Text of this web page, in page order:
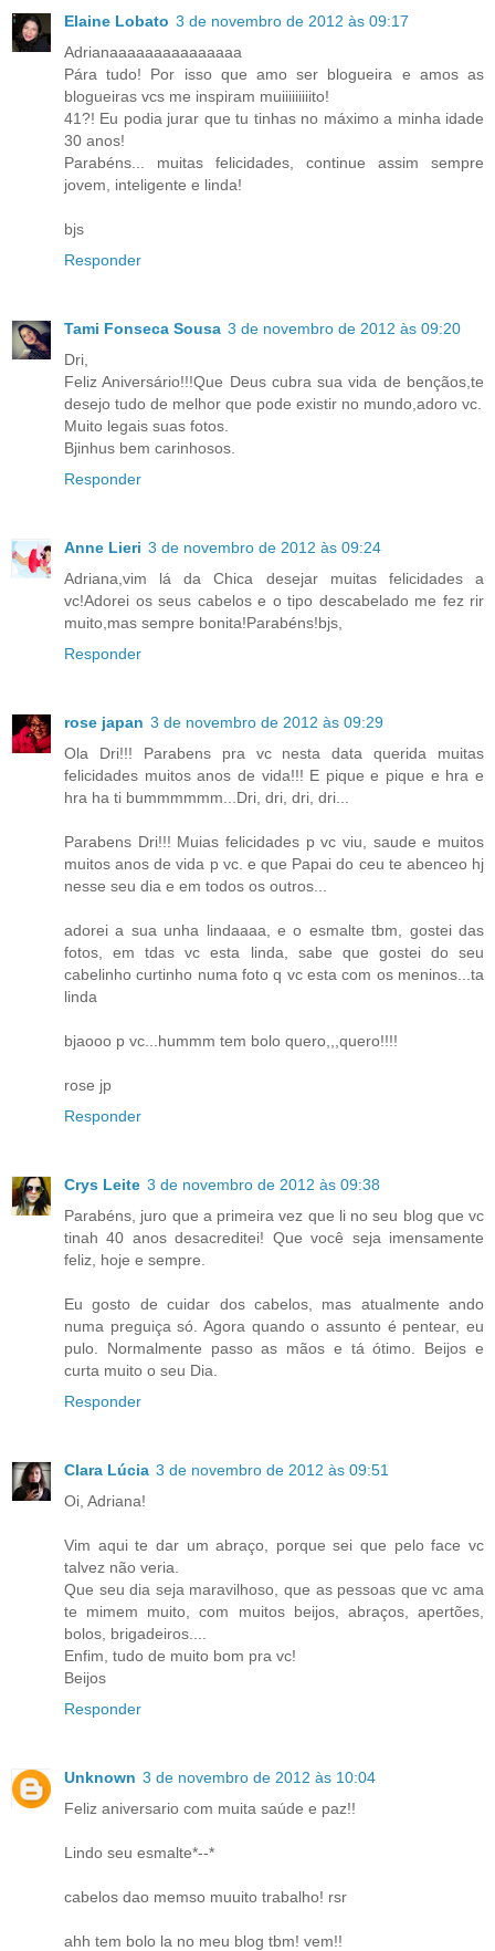
Elaine Lobato 3 de novembro de 2012 às 09:17
Adrianaaaaaaaaaaaaaaa
Pára tudo! Por isso que amo ser blogueira e amos as
blogueiras vcs me inspiram muiiiiiiiiito!
41?! Eu podia jurar que tu tinhas no máximo a minha idade
30 anos!
Parabéns... muitas felicidades, continue assim sempre
jovem, inteligente e linda!
bjs
Responder
Tami Fonseca Sousa 3 de novembro de 2012 às 09:20
Dri,
Feliz Aniversário!!!Que Deus cubra sua vida de bençãos,te
desejo tudo de melhor que pode existir no mundo,adoro vc.
Muito legais suas fotos.
Bjinhus bem carinhosos.
Responder
Anne Lieri 3 de novembro de 2012 às 09:24
Adriana,vim lá da Chica desejar muitas felicidades a
vc!Adorei os seus cabelos e o tipo descabelado me fez rir
muito,mas sempre bonita!Parabéns!bjs,
Responder
rose japan 3 de novembro de 2012 às 09:29
Ola Dri!!! Parabens pra vc nesta data querida muitas
felicidades muitos anos de vida!!! E pique e pique e hra e
hra ha ti bummmmmm...Dri, dri, dri, dri...
Parabens Dri!!! Muias felicidades p vc viu, saude e muitos
muitos anos de vida p vc. e que Papai do ceu te abenceo hj
nesse seu dia e em todos os outros...
adorei a sua unha lindaaaa, e o esmalte tbm, gostei das
fotos, em tdas vc esta linda, sabe que gostei do seu
cabelinho curtinho numa foto q vc esta com os meninos...ta
linda
bjaooo p vc...hummm tem bolo quero,,,quero!!!!
rose jp
Responder
Crys Leite 3 de novembro de 2012 às 09:38
Parabéns, juro que a primeira vez que li no seu blog que vc
tinah 40 anos desacreditei! Que você seja imensamente
feliz, hoje e sempre.
Eu gosto de cuidar dos cabelos, mas atualmente ando
numa preguiça só. Agora quando o assunto é pentear, eu
pulo. Normalmente passo as mãos e tá ótimo. Beijos e
curta muito o seu Dia.
Responder
Clara Lúcia 3 de novembro de 2012 às 09:51
Oi, Adriana!
Vim aqui te dar um abraço, porque sei que pelo face vc
talvez não veria.
Que seu dia seja maravilhoso, que as pessoas que vc ama
te mimem muito, com muitos beijos, abraços, apertões,
bolos, brigadeiros....
Enfim, tudo de muito bom pra vc!
Beijos
Responder
Unknown 3 de novembro de 2012 às 10:04
Feliz aniversario com muita saúde e paz!!
Lindo seu esmalte*--*
cabelos dao memso muuito trabalho! rsr
ahh tem bolo la no meu blog tbm! vem!!